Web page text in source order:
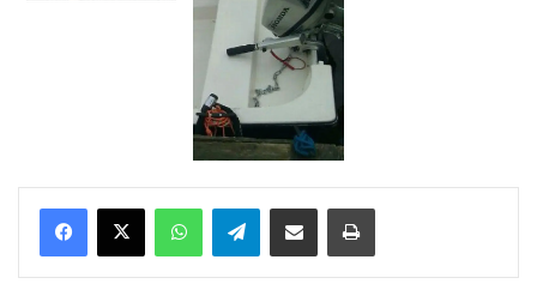
WhatsAppTelegramDelen via Email Print